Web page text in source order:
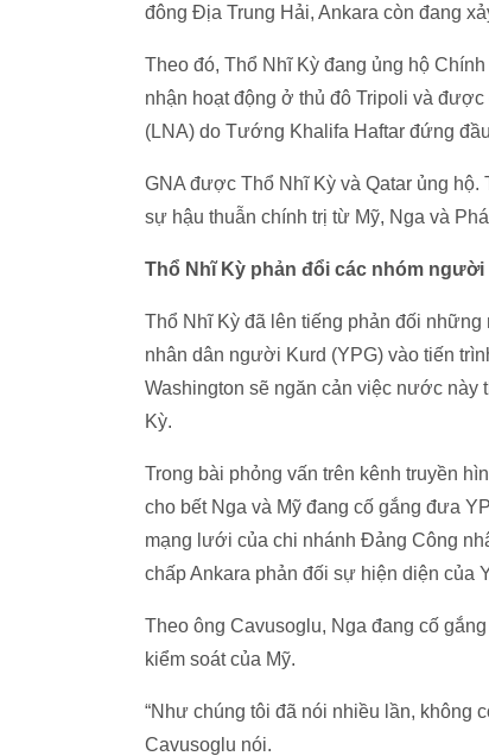
đông Địa Trung Hải, Ankara còn đang
Theo đó, Thổ Nhĩ Kỳ đang ủng hộ
nhận hoạt động ở thủ đô Tripoli và
(LNA) do Tướng Khalifa Haftar đứng
GNA được Thổ Nhĩ Kỳ và Qatar ủng
sự hậu thuẫn chính trị từ Mỹ, Nga và
Thổ Nhĩ Kỳ phản đổi các nhóm
Thổ Nhĩ Kỳ đã lên tiếng phản đối
nhân dân người Kurd (YPG) vào tiến
Washington sẽ ngăn cản việc nước này
Kỳ.
Trong bài phỏng vấn trên kênh truyền
cho bết Nga và Mỹ đang cố gắng đưa
mạng lưới của chi nhánh Đảng Công
chấp Ankara phản đối sự hiện diện của
Theo ông Cavusoglu, Nga đang cố
kiểm soát của Mỹ.
“Như chúng tôi đã nói nhiều lần, không
Cavusoglu nói.